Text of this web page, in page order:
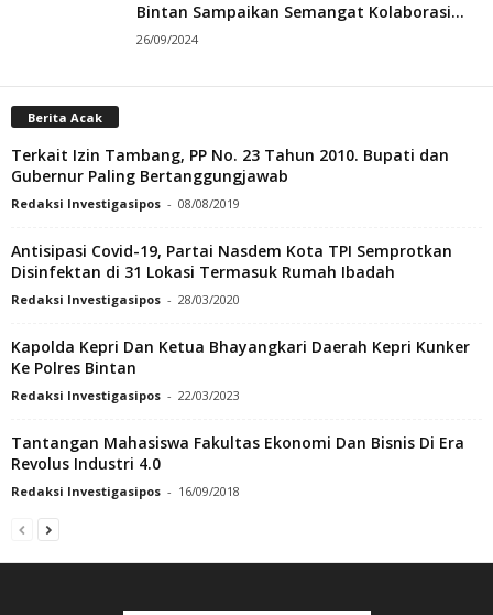
Bintan Sampaikan Semangat Kolaborasi...
26/09/2024
Berita Acak
Terkait Izin Tambang, PP No. 23 Tahun 2010. Bupati dan
Gubernur Paling Bertanggungjawab
Redaksi Investigasipos - 08/08/2019
Antisipasi Covid-19, Partai Nasdem Kota TPI Semprotkan
Disinfektan di 31 Lokasi Termasuk Rumah Ibadah
Redaksi Investigasipos - 28/03/2020
Kapolda Kepri Dan Ketua Bhayangkari Daerah Kepri Kunker
Ke Polres Bintan
Redaksi Investigasipos - 22/03/2023
Tantangan Mahasiswa Fakultas Ekonomi Dan Bisnis Di Era
Revolus Industri 4.0
Redaksi Investigasipos - 16/09/2018